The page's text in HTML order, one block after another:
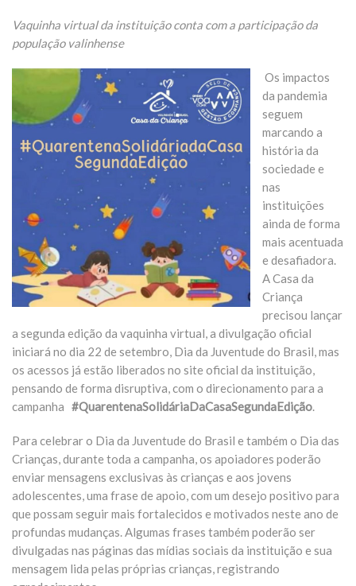
Vaquinha virtual da instituição conta com a participação da
população valinhense
Os impactos
da pandemia
seguem
marcando a
história da
sociedade e
nas
instituições
ainda de forma
mais acentuada
e desafiadora.
A Casa da
Criança
precisou lançar
a segunda edição da vaquinha virtual, a divulgação oficial
iniciará no dia 22 de setembro, Dia da Juventude do Brasil, mas
os acessos já estão liberados no site oficial da instituição,
pensando de forma disruptiva, com o direcionamento para a
campanha #QuarentenaSolidáriaDaCasaSegundaEdição.
Para celebrar o Dia da Juventude do Brasil e também o Dia das
Crianças, durante toda a campanha, os apoiadores poderão
enviar mensagens exclusivas às crianças e aos jovens
adolescentes, uma frase de apoio, com um desejo positivo para
que possam seguir mais fortalecidos e motivados neste ano de
profundas mudanças. Algumas frases também poderão ser
divulgadas nas páginas das mídias sociais da instituição e sua
mensagem lida pelas próprias crianças, registrando